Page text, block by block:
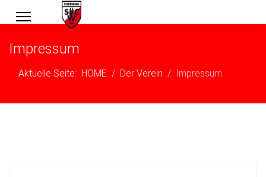
Impressum
Aktuelle Seite: HOME Der Verein Impressum